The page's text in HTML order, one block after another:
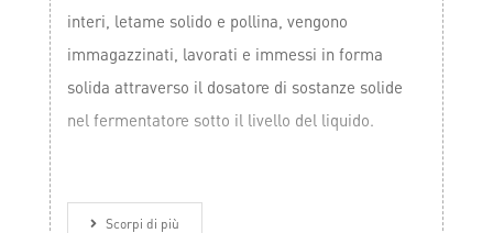
interi, letame solido e pollina, vengono
immagazzinati, lavorati e immessi in forma
solida attraverso il dosatore di sostanze solide
nel fermentatore sotto il livello del liquido.
Scorpi di più